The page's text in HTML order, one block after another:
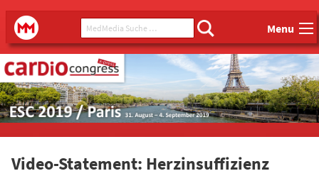
Main menu
MedMedia MedMedia Suche ... Menu
Video-Statement: Herzinsuffizienz